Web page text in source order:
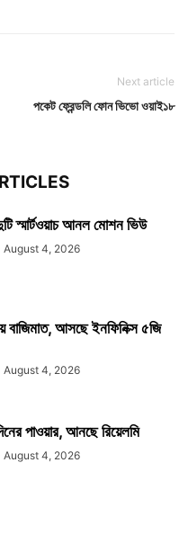
Next article
পকেট ফ্রেন্ডলি ফোন ভিভো ওয়াই১৮
স্মার্টওয়াচ আনল মোশন ভিউ
August 4, 2026
আসছে ইনফিনিক্স ৫জি
August 4, 2026
পাওয়ার, আনছে রিয়েলমি
August 4, 2026